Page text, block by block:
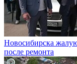
Новосибирска
после ремонта